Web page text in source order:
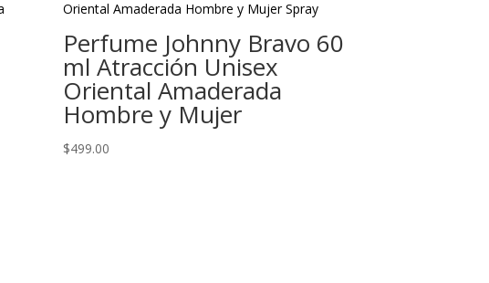
Perfume Johnny Bravo 60
ml Atracción Unisex
Oriental Amaderada
Hombre y Mujer
$499.00